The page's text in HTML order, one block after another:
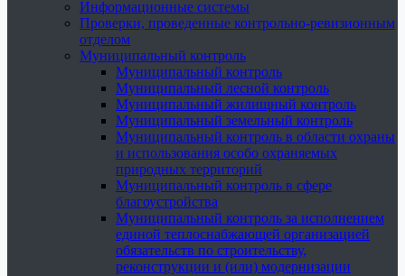
Информационные системы
Проверки, проведенные контрольно-ревизионным
отделом
Муниципальный контроль
Муниципальный контроль
Муниципальный лесной контроль
Муниципальный жилищный контроль
Муниципальный земельный контроль
Муниципальный контроль в области охраны
и использования особо охраняемых
природных территорий
Муниципальный контроль в сфере
благоустройства
Муниципальный контроль за исполнением
единой теплоснабжающей организацией
обязательств по строительству,
реконструкции и (или) модернизации